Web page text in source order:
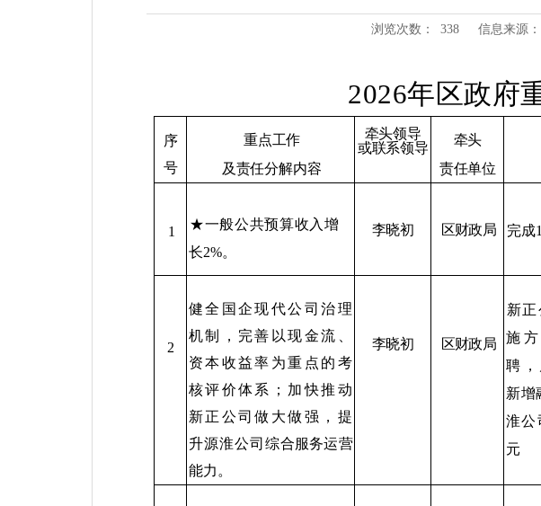
浏览次数： 338 信息来源
2026年区政府
序
号
重点工作
及责任分解内容
牵头领导
或联系领导
牵头
责任单位
1
★一般公共预算收入增
长2%。
李晓初 区财政局 完成
2
健全国企现代公司治理
机制，完善以现金流、
资本收益率为重点的考
核评价体系；加快推动
新正公司做大做强，提
升源淮公司综合服务运营
能力。
李晓初 区财政局
新
施方
聘
新增
淮公
元